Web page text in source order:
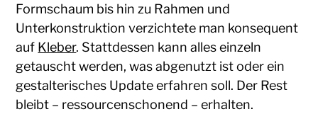
Formschaum bis hin zu Rahmen und
Unterkonstruktion verzichtete man konsequent
auf Kleber. Stattdessen kann alles einzeln
getauscht werden, was abgenutzt ist oder ein
gestalterisches Update erfahren soll. Der Rest
bleibt – ressourcenschonend – erhalten.